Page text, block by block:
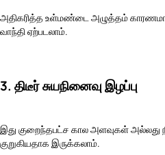
அதிகரித்த உள்மண்டை அழுத்தம்
வாந்தி ஏற்படலாம்.
3. திடீர் சுயநினைவு இழப்பு
இது குறைந்தபட்ச கால அளவுகள்
குறுகியதாக இருக்கலாம்.